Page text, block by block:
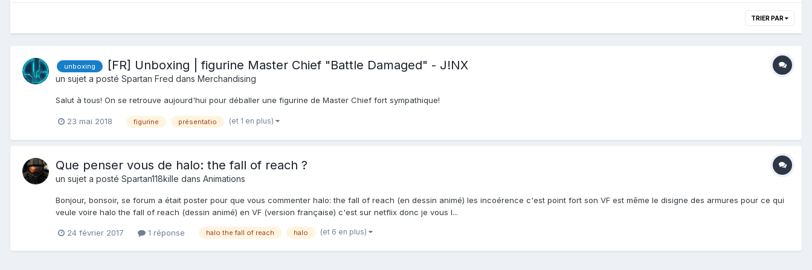
TRIER PAR
unboxing [FR] Unboxing | figurine Master Chief "Battle Damaged" - J!NX
un sujet a posté Spartan Fred dans Merchandising
Salut à tous! On se retrouve aujourd'hui pour déballer une figurine de Master Chief fort sympathique!
23 mai 2018 figurine présentatio (et 1 en plus)
Que penser vous de halo: the fall of reach ?
un sujet a posté Spartan118kille dans Animations
Bonjour, bonsoir, se forum a était poster pour que vous commenter halo: the fall of reach (en dessin animé) les incoérence c'est point fort son VF est même le disigne des armures pour ce qui
veule voire halo the fall of reach (dessin animé) en VF (version française) c'est sur netflix donc je vous l...
24 février 2017 1 réponse halo the fall of reach halo (et 6 en plus)